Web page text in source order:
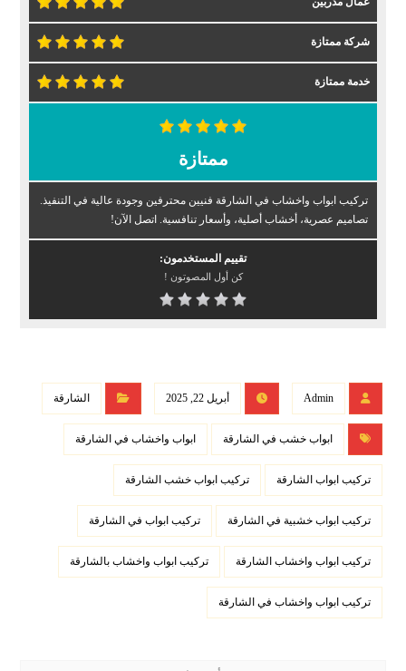
شركة ممتازة
خدمة ممتازة
ممتازة
تركيب ابواب واخشاب في الشارقة فنيين محترفين وجودة عالية في التنفيذ.
تصاميم عصرية، أخشاب أصلية، وأسعار تنافسية. اتصل الآن!
تقييم المستخدمون:
كن أول المصوتون !
Admin أبريل 22, 2025 الشارقة
ابواب خشب في الشارقة ابواب واخشاب في الشارقة
تركيب ابواب الشارقة تركيب ابواب خشب الشارقة
تركيب ابواب خشبية في الشارقة تركيب ابواب في الشارقة
تركيب ابواب واخشاب الشارقة تركيب ابواب واخشاب بالشارقة
تركيب ابواب واخشاب في الشارقة